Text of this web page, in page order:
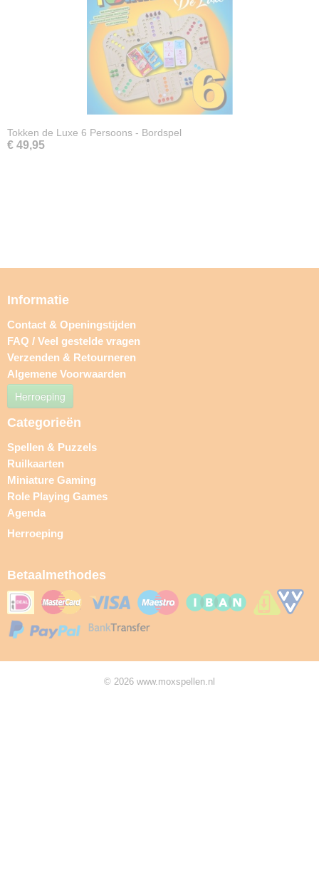
Tokken de Luxe 6 Persoons - Bordspel
€ 49,95
Informatie
Contact & Openingstijden
FAQ / Veel gestelde vragen
Verzenden & Retourneren
Algemene Voorwaarden
Herroeping
Categorieën
Spellen & Puzzels
Ruilkaarten
Miniature Gaming
Role Playing Games
Agenda
Herroeping
Betaalmethodes
© 2026 www.moxspellen.nl